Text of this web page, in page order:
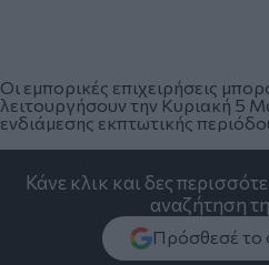
Οι εμπορικές επιχειρήσεις
λειτουργήσουν την Κυριακή 5
ενδιάμεσης εκπτωτικής
Κάνε κλικ και δες
αναζήτηση
Πρόσθεσέ το